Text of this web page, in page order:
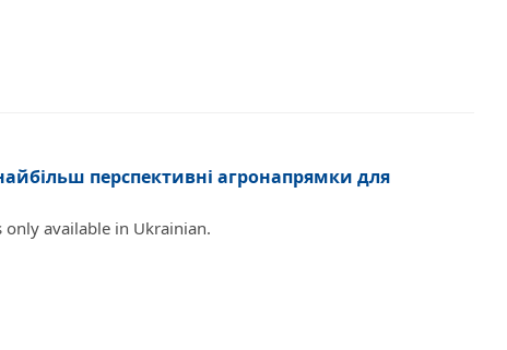
перспективні агронапрямки для
only available in Ukrainian.